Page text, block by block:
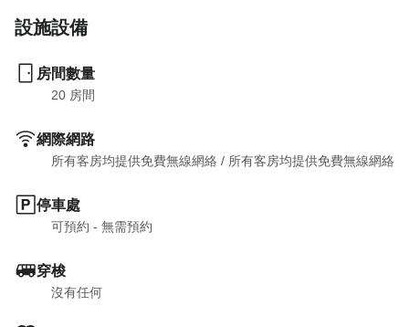
設施設備
房間數量
20 房間
網際網路
所有客房均提供免費無線網絡 / 所有客房均提供免費無線網絡
停車處
可預約 - 無需預約
穿梭
沒有任何